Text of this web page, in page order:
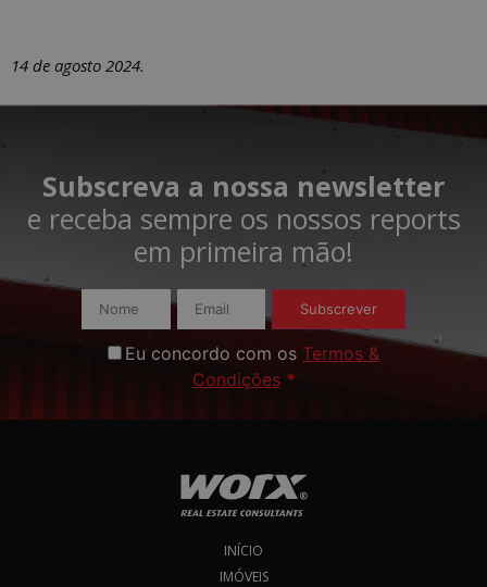
14 de agosto 2024.
Subscreva a nossa newsletter
e receba sempre os nossos reports
em primeira mão!​
Subscrever
Eu concordo com os Termos &
Condições *
INÍCIO
IMÓVEIS